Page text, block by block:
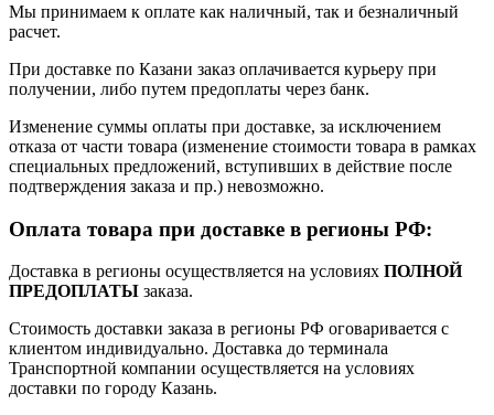
Мы принимаем к оплате как наличный, так и безналичный
расчет.
При доставке по Казани заказ оплачивается курьеру при
получении, либо путем предоплаты через банк.
Изменение суммы оплаты при доставке, за исключением
отказа от части товара (изменение стоимости товара в рамках
специальных предложений, вступивших в действие после
подтверждения заказа и пр.) невозможно.
Оплата товара при доставке в регионы РФ:
Доставка в регионы осуществляется на условиях ПОЛНОЙ
ПРЕДОПЛАТЫ заказа.
Стоимость доставки заказа в регионы РФ оговаривается с
клиентом индивидуально. Доставка до терминала
Транспортной компании осуществляется на условиях
доставки по городу Казань.